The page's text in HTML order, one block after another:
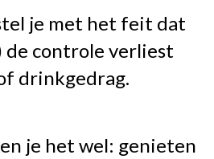
je met het feit dat
de controle verliest
drinkgedrag.
je het wel: genieten